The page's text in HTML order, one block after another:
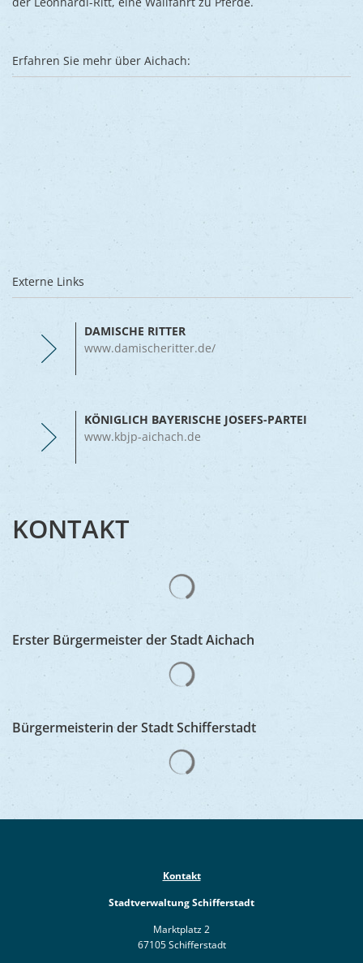
Erfahren Sie mehr über Aichach:
Externe Links
DAMISCHE RITTER
www.damischeritter.de/
KÖNIGLICH BAYERISCHE JOSEFS-PARTEI
www.kbjp-aichach.de
KONTAKT
Erster Bürgermeister der Stadt Aichach
Bürgermeisterin der Stadt Schifferstadt
Kontakt
Stadtverwaltung Schifferstadt
Marktplatz 2
67105 Schifferstadt